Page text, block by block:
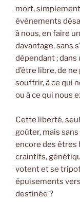
mort,
évènements
à nous, en faire
davantage, sans
dépendant ; dans
d’être libre, de
souffrir, à ce qui
ou à ce qui nous
Cette liberté,
goûter, mais
encore des êtres
craintifs,
votent et se
épuisements
destinée ?